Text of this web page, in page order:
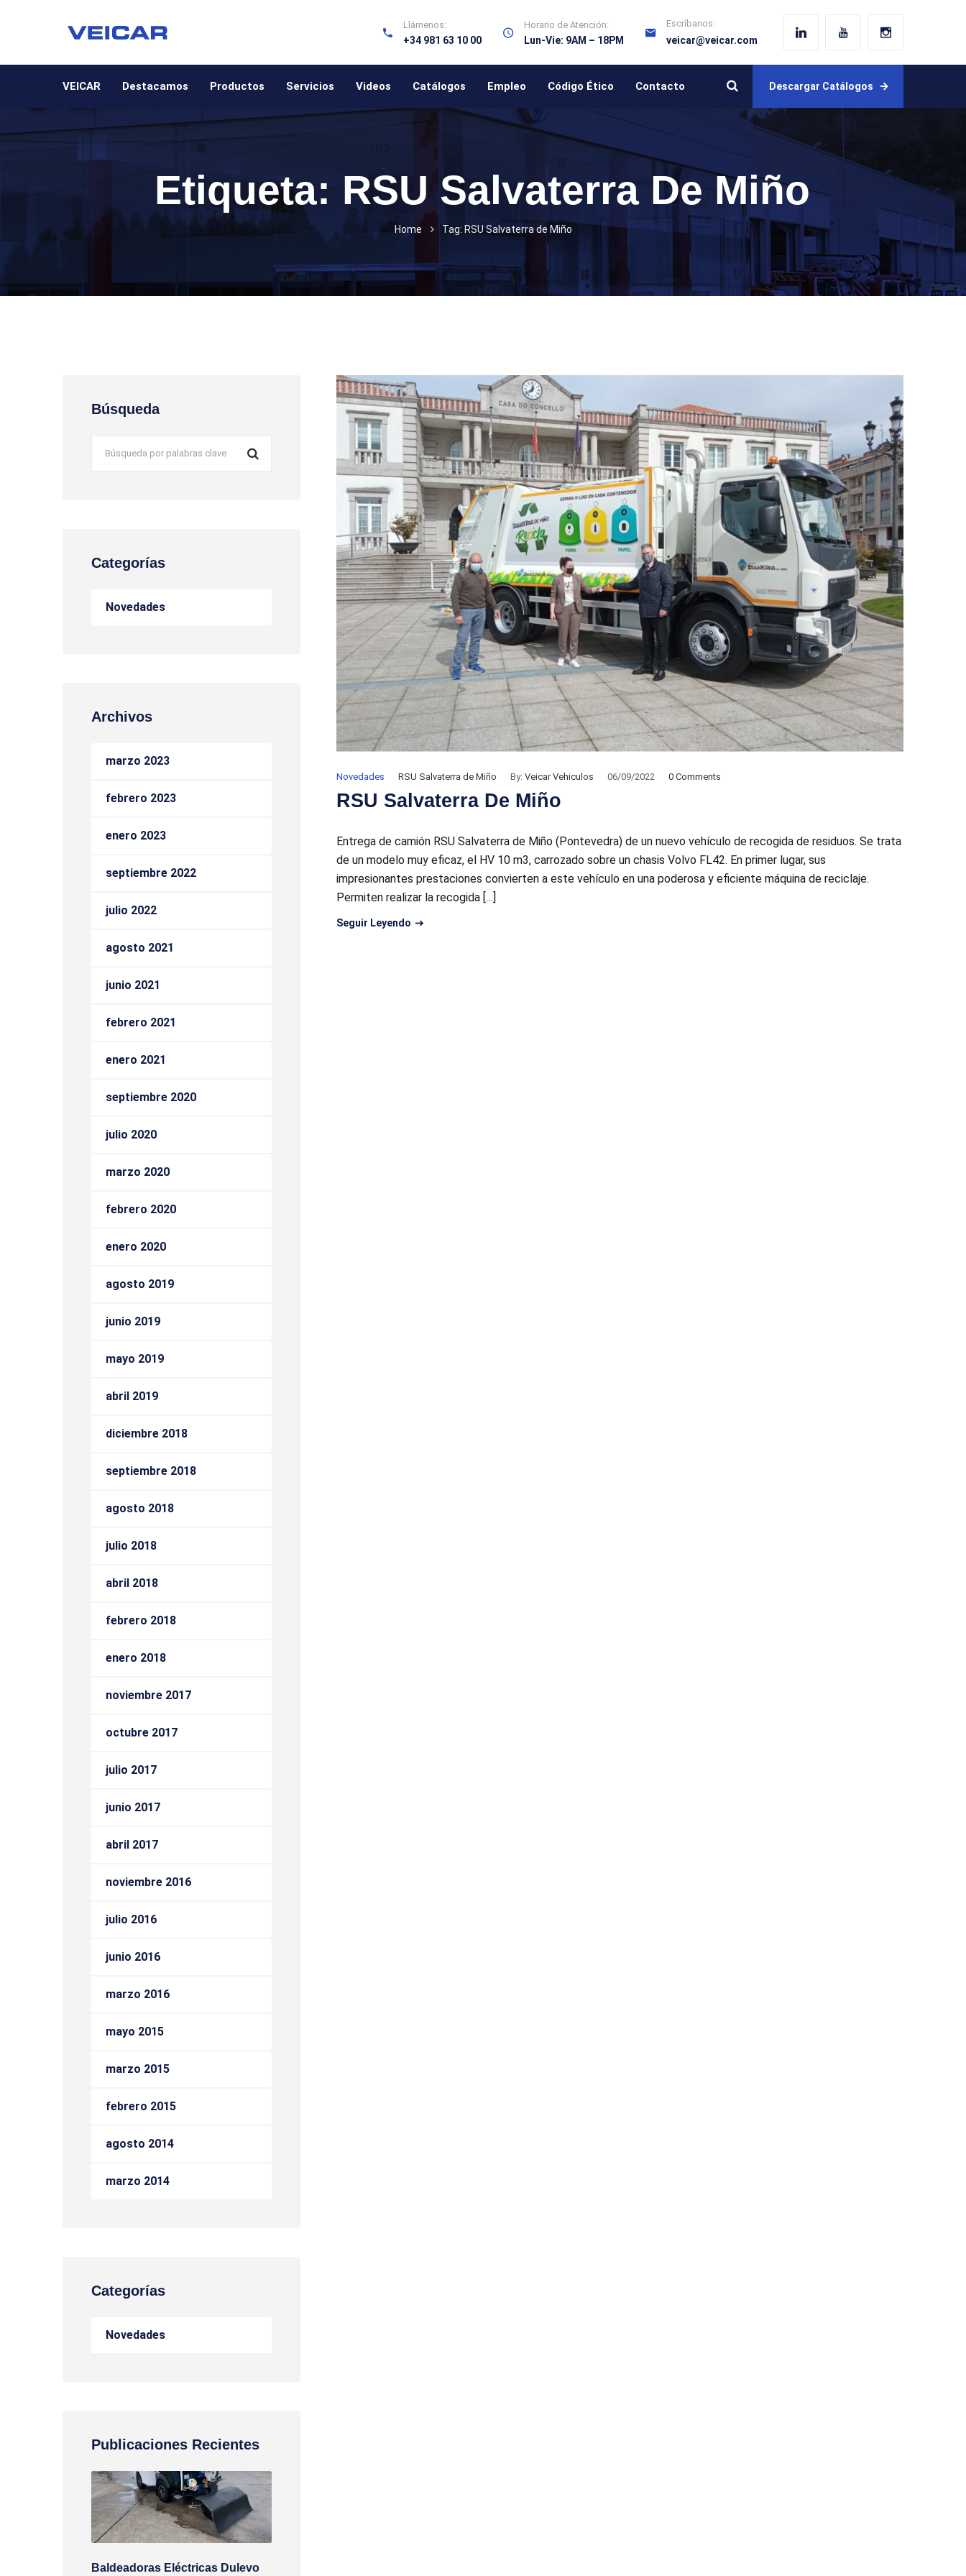
Llámenos:
+34 981 63 10 00
Horario de Atención:
Lun-Vie: 9AM – 18PM
Escríbanos:
veicar@veicar.com
VEICAR Destacamos Productos Servicios Videos Catálogos Empleo Código Ético Contacto Descargar Catálogos
Etiqueta: RSU Salvaterra De Miño
Home Tag: RSU Salvaterra de Miño
Novedades RSU Salvaterra de Miño By: Veicar Vehiculos 06/09/2022 0 Comments
RSU Salvaterra De Miño
Entrega de camión RSU Salvaterra de Miño (Pontevedra) de un nuevo vehículo de recogida de residuos. Se trata
de un modelo muy eficaz, el HV 10 m3, carrozado sobre un chasis Volvo FL42. En primer lugar, sus
impresionantes prestaciones convierten a este vehículo en una poderosa y eficiente máquina de reciclaje.
Permiten realizar la recogida […]
Seguir Leyendo
Búsqueda
Categorías
Novedades
Archivos
marzo 2023
febrero 2023
enero 2023
septiembre 2022
julio 2022
agosto 2021
junio 2021
febrero 2021
enero 2021
septiembre 2020
julio 2020
marzo 2020
febrero 2020
enero 2020
agosto 2019
junio 2019
mayo 2019
abril 2019
diciembre 2018
septiembre 2018
agosto 2018
julio 2018
abril 2018
febrero 2018
enero 2018
noviembre 2017
octubre 2017
julio 2017
junio 2017
abril 2017
noviembre 2016
julio 2016
junio 2016
marzo 2016
mayo 2015
marzo 2015
febrero 2015
agosto 2014
marzo 2014
Categorías
Novedades
Publicaciones Recientes
Baldeadoras Eléctricas Dulevo